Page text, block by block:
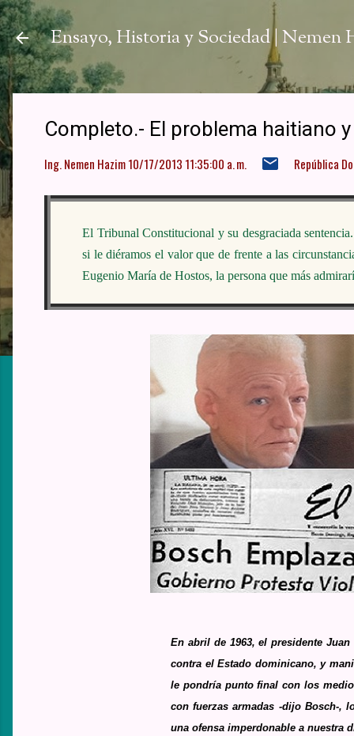
Ensayo, Historia y Sociedad | Nemen
Completo.- El problema haitiano
Ing. Nemen Hazim10/17/2013 11:35:00 a. m. República
El Tribunal Constitucional y su desgraciada
si le diéramos el valor que de frente a las
Eugenio María de Hostos, la persona que más
En abril de 1963, el presidente
contra el Estado dominicano, y
le pondría punto final con los
con fuerzas armadas -dijo Bosch-,
una ofensa imperdonable a nuestra